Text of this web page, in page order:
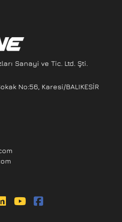
Sanayi ve Tic. Ltd. Şti.
No:56, Karesi/BALIKESİR